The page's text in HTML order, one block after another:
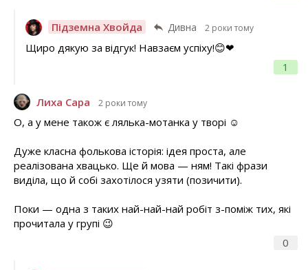
Підземна Хвойда Дивна 2 роки тому
1
Щиро дякую за відгук! Навзаєм успіху!😊❤
Лиха Сара 2 роки тому
0
О, а у мене також є лялька-мотанка у творі ☺️
Дуже класна фолькова історія: ідея проста, але
реалізована хвацько. Ще й мова — ням! Такі фрази
виділа, що й собі захотілося узяти (позичити).
Поки — одна з таких най-най-най робіт з-поміж тих, які
прочитала у групі 😉